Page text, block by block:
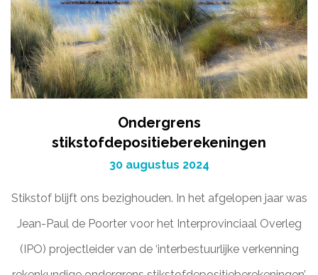
Ondergrens
stikstofdepositieberekeningen
30 augustus 2024
Stikstof blijft ons bezighouden. In het afgelopen jaar was
Jean-Paul de Poorter voor het Interprovinciaal Overleg
(IPO) projectleider van de ‘interbestuurlijke verkenning